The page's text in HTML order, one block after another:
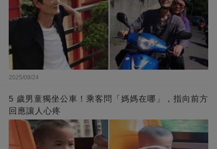
2025/09/24
5 歲男童獨坐公車！乘客問「媽媽在哪」，指向前方
回應讓人心疼